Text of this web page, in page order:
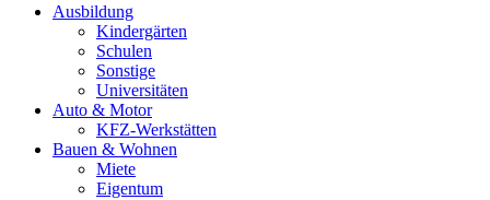
Ausbildung
Kindergärten
Schulen
Sonstige
Universitäten
Auto & Motor
KFZ-Werkstätten
Bauen & Wohnen
Miete
Eigentum